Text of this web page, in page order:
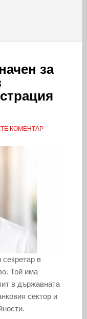
за
КОМЕНТАР
в
Той има
в държавната
сектор и